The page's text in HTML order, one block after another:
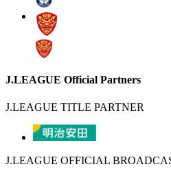
J.LEAGUE Official Partners
J.LEAGUE TITLE PARTNER
J.LEAGUE OFFICIAL